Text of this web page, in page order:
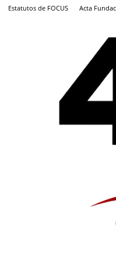
Estatutos de FOCUS Acta